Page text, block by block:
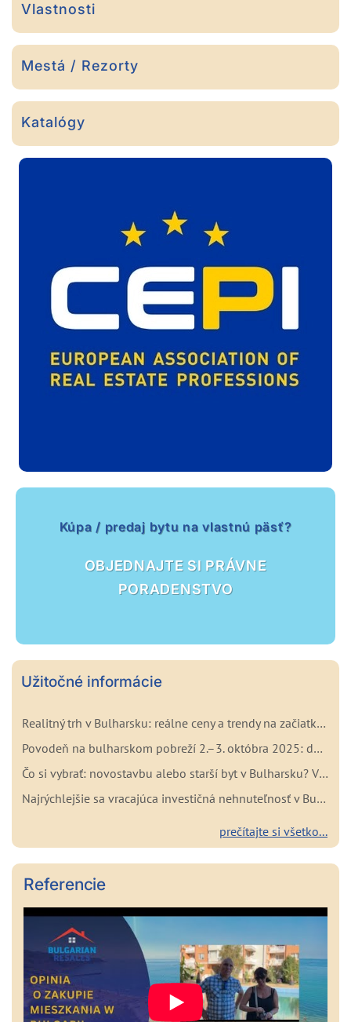
Vlastnosti
Mestá / Rezorty
Katalógy
Kúpa / predaj bytu na vlastnú päsť?
OBJEDNAJTE SI PRÁVNE
PORADENSTVO
Užitočné informácie
Realitný trh v Bulharsku: reálne ceny a trendy na začiatku roka 2026
Povodeň na bulharskom pobreží 2.–3. októbra 2025: dôležité fakty pre kupujúcich a investorov
Čo si vybrať: novostavbu alebo starší byt v Bulharsku? Výhody a nevýhody oboch možností
Najrýchlejšie sa vracajúca investičná nehnuteľnosť v Bulharsku
prečítajte si všetko...
Referencie